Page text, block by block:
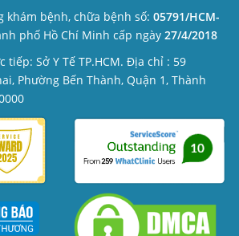
khám bệnh, chữa bệnh số: 05791/HCM-
phố Hồ Chí Minh cấp ngày 27/4/2018
Sở Y Tế TP.HCM. Địa chỉ : 59
Phường Bến Thành, Quận 1, Thành